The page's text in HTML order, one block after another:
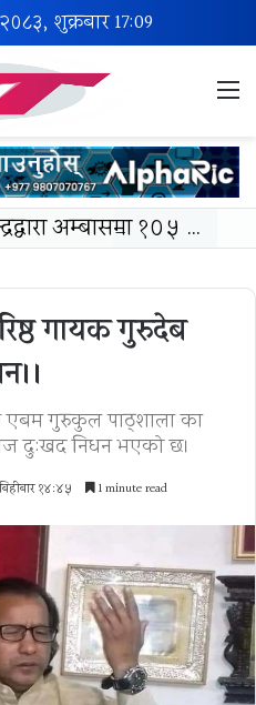
शुक्रबार17:09
लोकज्योती उत्थान केन्द्रद्वारा अम्बासमा १०५ विपन्न विद्यार्थीलाई शैक्षिक तथा खेलकुद सामग्री वितरण
गायक गुरुदेब
एबम गुरुकुल पाठ्शाला का
दु:खद निधन भएको छ।
१४:४५ 1 minute read